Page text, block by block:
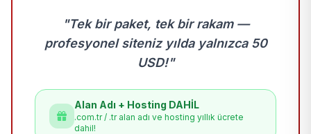
"Tek bir paket, tek bir rakam —
profesyonel siteniz yılda yalnızca 50
USD!"
Alan Adı + Hosting DAHİL
.com.tr / .tr alan adı ve hosting yıllık ücrete
dahil!